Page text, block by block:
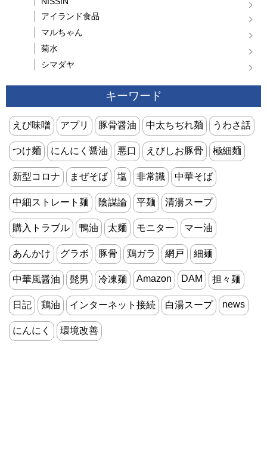
アイランド食品
マルちゃん
菊水
シマダヤ
キーワード
えび味噌 アプリ 豚骨醤油 中太ちぢれ麺 うわさ話
つけ麺 にんにく醤油 悪口 えびしお豚骨 極細麺
新型コロナ まぜそば 塩 非常識 中華そば
中細ストレート麺 陰謀論 平麺 清湯スープ
購入トラブル 鴨油 太麺 モニター マー油
あんかけ グラボ 豚骨 鶏ガラ 網戸 細麺
中華風醤油 髭男 冷凍麺 Amazon DAM 担々麺
日記 鶏油 インターネット接続 白湯スープ news
にんにく 環境改善